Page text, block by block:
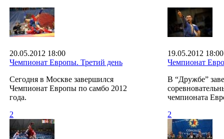
20.05.2012 18:00
Чемпионат Европы. Третий день
Сегодня в Москве завершился
Чемпионат Европы по самбо 2012
года.
2
19.05.2012 18:00
Чемпионат
В “Дружбе”
чемпионата
2